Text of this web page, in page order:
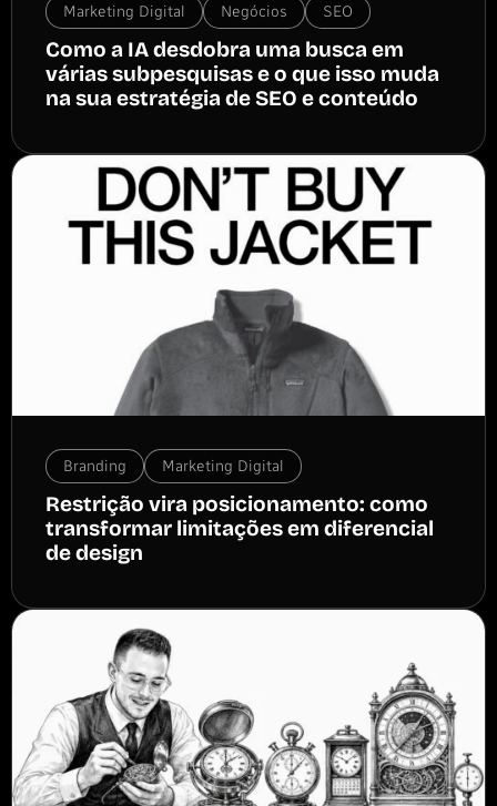
Marketing Digital Negócios SEO
Como a IA desdobra uma busca em
várias subpesquisas e o que isso muda
na sua estratégia de SEO e conteúdo
Branding Marketing Digital
Restrição vira posicionamento: como
transformar limitações em diferencial
de design